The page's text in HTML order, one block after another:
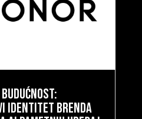
budućnost:
identitet brenda